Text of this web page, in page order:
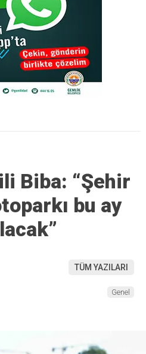
Biba: “Şehir
bu ay
TÜM YAZILARI
Genel